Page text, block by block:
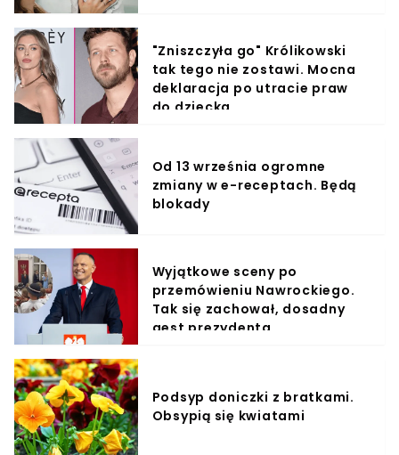
"Zniszczyła go" Królikowski
tak tego nie zostawi. Mocna
deklaracja po utracie praw
do dziecka
Od 13 września ogromne
zmiany w e-receptach. Będą
blokady
Wyjątkowe sceny po
przemówieniu Nawrockiego.
Tak się zachował, dosadny
gest prezydenta
Podsyp doniczki z bratkami.
Obsypią się kwiatami